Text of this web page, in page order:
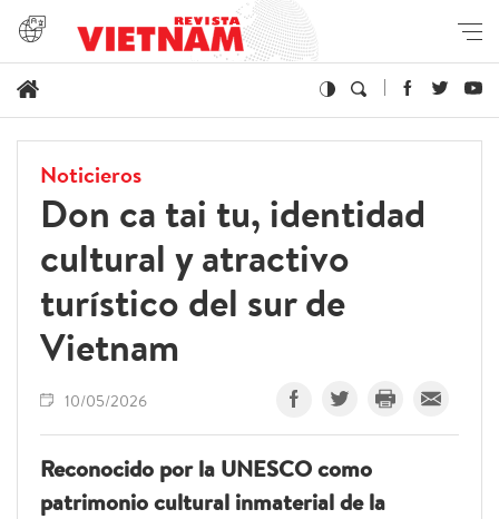
Noticieros
Don ca tai tu, identidad
cultural y atractivo
turístico del sur de
Vietnam
10/05/2026
Reconocido por la UNESCO como
patrimonio cultural inmaterial de la